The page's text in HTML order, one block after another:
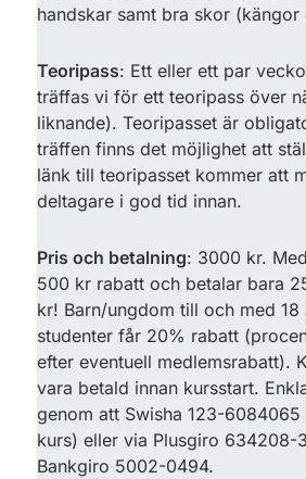
handskar samt bra skor (kängor
Teoripass: Ett eller ett par
träffas vi för ett teoripass över
liknande). Teoripasset är
träffen finns det möjlighet att
länk till teoripasset kommer att
deltagare i god tid innan.
Pris och betalning: 3000 kr.
500 kr rabatt och betalar bara
kr! Barn/ungdom till och med
studenter får 20% rabatt
efter eventuell medlemsrabatt).
vara betald innan kursstart.
genom att Swisha 123-6084065
kurs) eller via Plusgiro 634208-
Bankgiro 5002-0494.